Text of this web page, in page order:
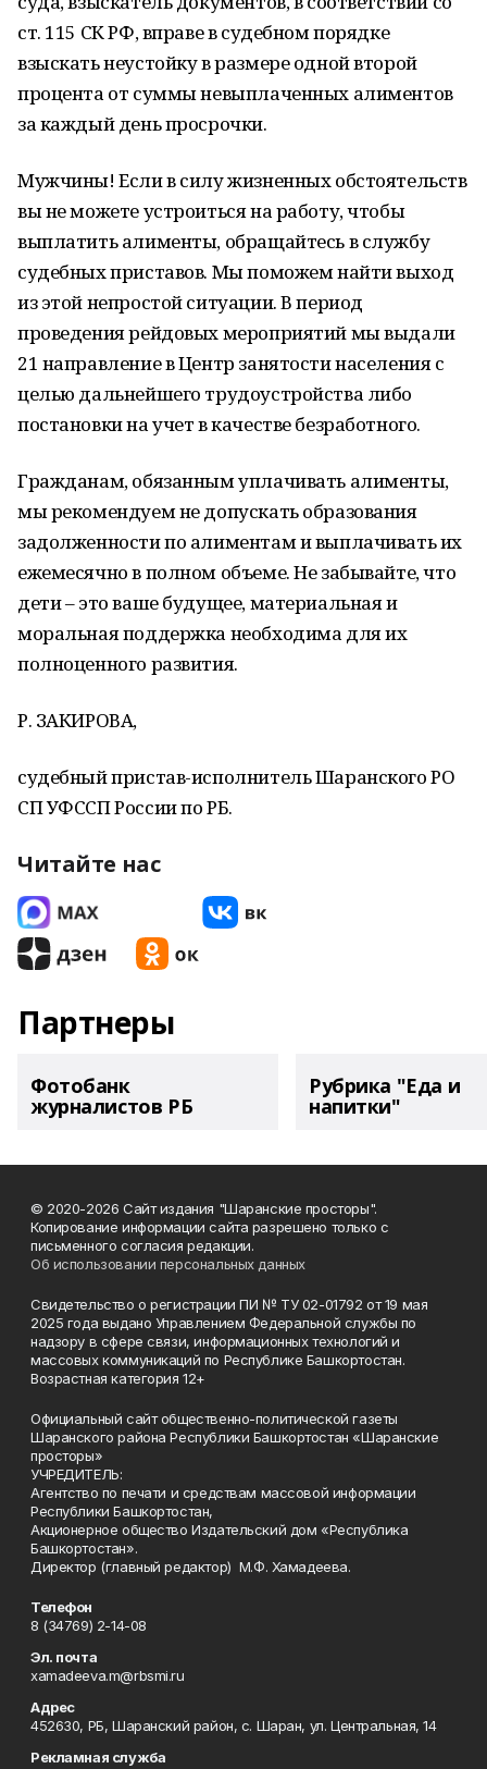
ст. 115 СК РФ, вправе в судебном порядке
взыскать неустойку в размере одной второй
процента от суммы невыплаченных алиментов
за каждый день просрочки.
Мужчины! Если в силу жизненных обстоятельств
вы не можете устроиться на работу, чтобы
выплатить алименты, обращайтесь в службу
судебных приставов. Мы поможем найти выход
из этой непростой ситуации. В период
проведения рейдовых мероприятий мы выдали
21 направление в Центр занятости населения с
целью дальнейшего трудоустройства либо
постановки на учет в качестве безработного.
Гражданам, обязанным уплачивать алименты,
мы рекомендуем не допускать образования
задолженности по алиментам и выплачивать их
ежемесячно в полном объеме. Не забывайте, что
дети – это ваше будущее, материальная и
моральная поддержка необходима для их
полноценного развития.
Р. ЗАКИРОВА,
судебный пристав-исполнитель Шаранского РО
СП УФССП России по РБ.
Читайте нас
Партнеры
Фотобанк
журналистов РБ
Рубрика "Еда и
напитки"
© 2020-2026 Сайт издания "Шаранские просторы".
Копирование информации сайта разрешено только с
письменного согласия редакции.
Об использовании персональных данных
Свидетельство о регистрации ПИ № ТУ 02-01792 от 19 мая
2025 года выдано Управлением Федеральной службы по
надзору в сфере связи, информационных технологий и
массовых коммуникаций по Республике Башкортостан.
Возрастная категория 12+
Официальный сайт общественно-политической газеты
Шаранского района Республики Башкортостан «Шаранские
просторы»
УЧРЕДИТЕЛЬ:
Агентство по печати и средствам массовой информации
Республики Башкортостан,
Акционерное общество Издательский дом «Республика
Башкортостан».
Директор (главный редактор) М.Ф. Хамадеева.
Телефон
8 (34769) 2-14-08
Эл. почта
xamadeeva.m@rbsmi.ru
Адрес
452630, РБ, Шаранский район, с. Шаран, ул. Центральная, 14
Рекламная служба